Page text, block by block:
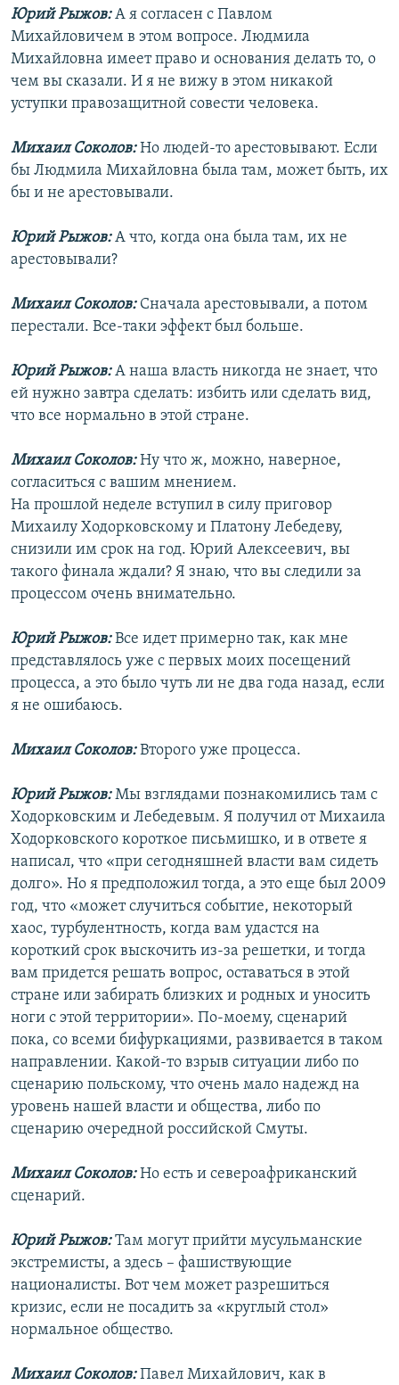
Юрий Рыжов:А я согласен с Павлом
Михайловичем в этом вопросе. Людмила
Михайловна имеет право и основания делать то, о
чем вы сказали. И я не вижу в этом никакой
уступки правозащитной совести человека.
Михаил Соколов:Но людей-то арестовывают. Если
бы Людмила Михайловна была там, может быть, их
бы и не арестовывали.
Юрий Рыжов:А что, когда она была там, их не
арестовывали?
Михаил Соколов:Сначала арестовывали, а потом
перестали. Все-таки эффект был больше.
Юрий Рыжов:А наша власть никогда не знает, что
ей нужно завтра сделать: избить или сделать вид,
что все нормально в этой стране.
Михаил Соколов:Ну что ж, можно, наверное,
согласиться с вашим мнением.
На прошлой неделе вступил в силу приговор
Михаилу Ходорковскому и Платону Лебедеву,
снизили им срок на год. Юрий Алексеевич, вы
такого финала ждали? Я знаю, что вы следили за
процессом очень внимательно.
Юрий Рыжов:Все идет примерно так, как мне
представлялось уже с первых моих посещений
процесса, а это было чуть ли не два года назад, если
я не ошибаюсь.
Михаил Соколов:Второго уже процесса.
Юрий Рыжов:Мы взглядами познакомились там с
Ходорковским и Лебедевым. Я получил от Михаила
Ходорковского короткое письмишко, и в ответе я
написал, что «при сегодняшней власти вам сидеть
долго». Но я предположил тогда, а это еще был 2009
год, что «может случиться событие, некоторый
хаос, турбулентность, когда вам удастся на
короткий срок выскочить из-за решетки, и тогда
вам придется решать вопрос, оставаться в этой
стране или забирать близких и родных и уносить
ноги с этой территории». По-моему, сценарий
пока, со всеми бифуркациями, развивается в таком
направлении. Какой-то взрыв ситуации либо по
сценарию польскому, что очень мало надежд на
уровень нашей власти и общества, либо по
сценарию очередной российской Смуты.
Михаил Соколов:Но есть и североафриканский
сценарий.
Юрий Рыжов:Там могут прийти мусульманские
экстремисты, а здесь – фашиствующие
националисты. Вот чем может разрешиться
кризис, если не посадить за «круглый стол»
нормальное общество.
Михаил Соколов:Павел Михайлович, как в